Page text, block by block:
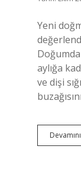
Yeni
aylığa
ve dişi